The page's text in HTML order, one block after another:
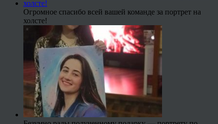
Огромное спасибо всей вашей команде за портрет на
холсте!